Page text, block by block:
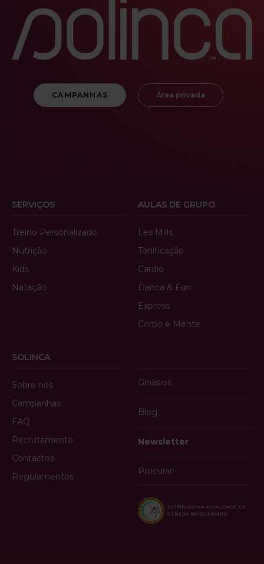
CAMPANHAS Área privada
SERVIÇOS
Treino Personalizado
Nutrição
Kids
Natação
AULAS DE GRUPO
Les Mills
Tonificação
Cardio
Danca & Fun
Express
Corpo e Mente
SOLINCA
Sobre nós
Campanhas
FAQ
Recrutamento
Contactos
Regulamentos
Ginásios
Blog
Newsletter
Procurar
DISTINÇÃO NA IGUALDADE DE
GÉNERO NO DESPORTO